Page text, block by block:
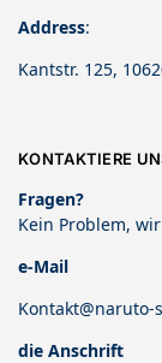
Address:
Kantstr. 125,
KONTAKTIERE
Fragen?
Kein Problem,
e-Mail
Kontakt@naruto-
die Anschrift